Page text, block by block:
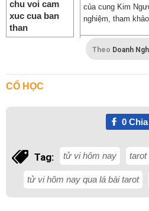
của cung Kim
nghiệm, tham
Theo Doanh
CỔ HỌC
0Chia
Tag: tử vi hôm nay tarot
tử vi hôm nay qua lá bài tarot